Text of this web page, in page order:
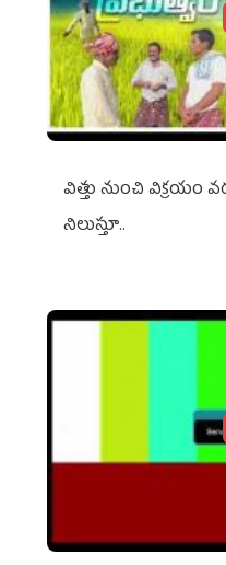
విత్తు నుంచి విక్రయం
నిలుస్తూ..